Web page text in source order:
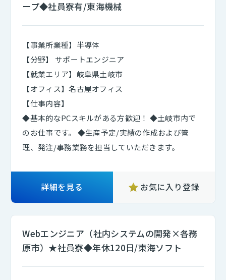
ープ◆社員寮有/東海機械
【事業所業種】半導体
【分野】 サポートエンジニア
【就業エリア】岐阜県土岐市
【オフィス】名古屋オフィス
【仕事内容】
◆基本的なPCスキルがある方歓迎！ ◆土岐市内で
のお仕事です。 ◆生産予定/実績の作成および管
理、発注/事務業務を担当していただきます。
詳細を見る お気に入り登録
Webエンジニア（社内システムの開発×各務
原市）★社員寮◆年休120日/東海ソフト